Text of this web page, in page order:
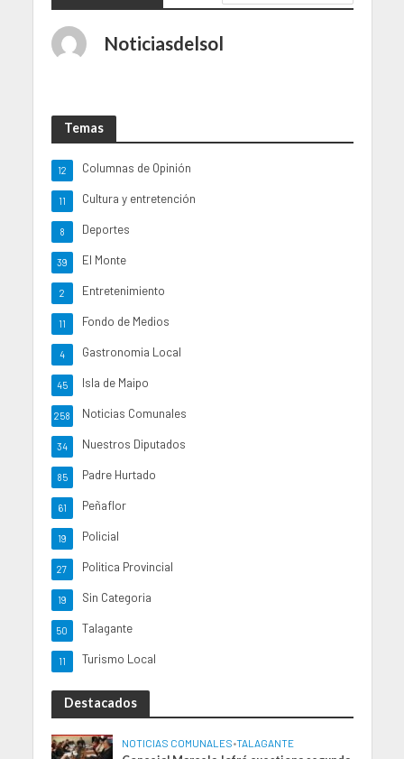
Noticiasdelsol
Temas
Columnas de Opinión
12
Cultura y entretención
11
Deportes
8
El Monte
39
Entretenimiento
2
Fondo de Medios
11
Gastronomia Local
4
Isla de Maipo
45
Noticias Comunales
258
Nuestros Diputados
34
Padre Hurtado
85
Peñaflor
61
Policial
19
Politica Provincial
27
Sin Categoria
19
Talagante
50
Turismo Local
11
Destacados
NOTICIAS COMUNALES•TALAGANTE